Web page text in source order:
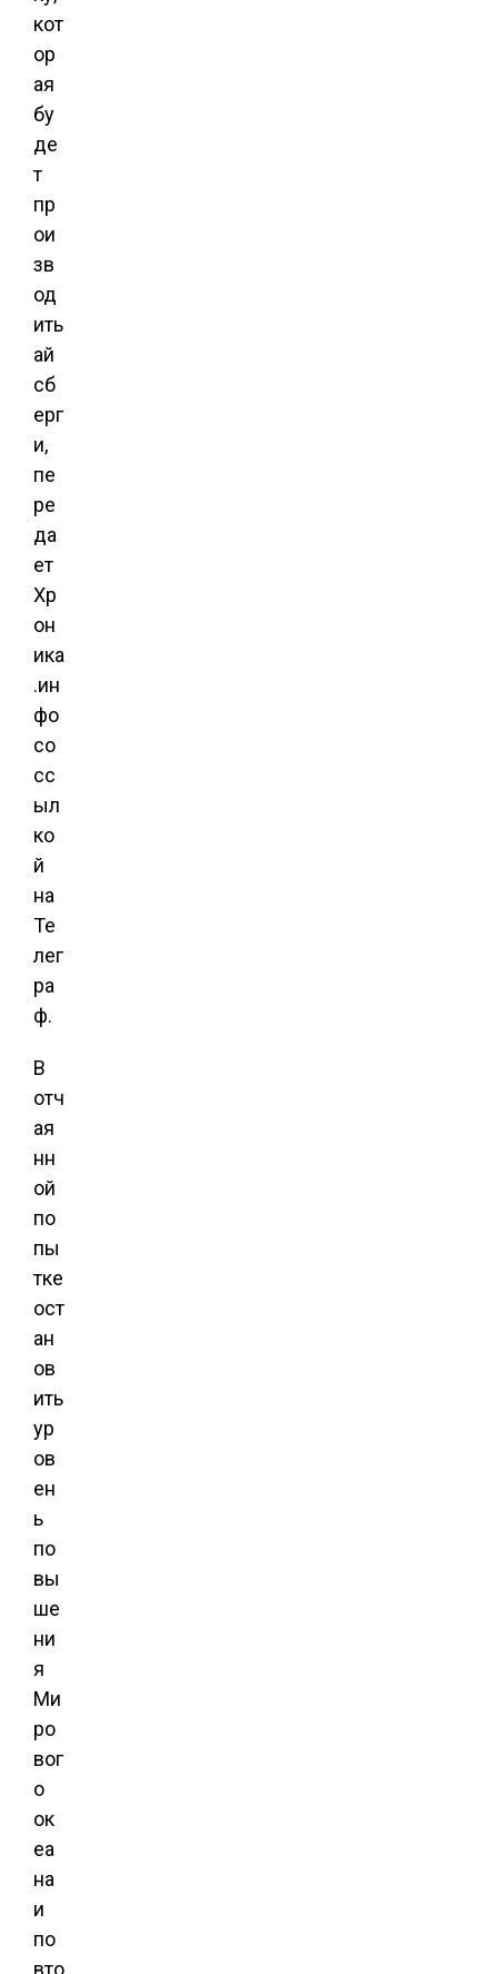
кот
ор
ая
бу
де
т
пр
ои
зв
од
ить
ай
сб
ерг
и,
пе
ре
да
ет
Хр
он
ика
.ин
фо
со
сс
ыл
ко
й
на
Те
лег
ра
ф.
В
отч
ая
нн
ой
по
пы
тке
ост
ан
ов
ить
ур
ов
ен
ь
по
вы
ше
ни
я
Ми
ро
вог
о
ок
еа
на
и
по
вто